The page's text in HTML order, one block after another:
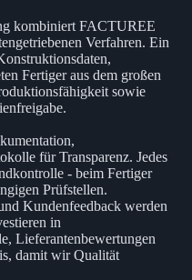
kombiniert FACTUREE
Verfahren. Ein
Fertiger aus dem großen
sowie
für Transparenz. Jedes
- beim Fertiger
Prüfstellen.
Kundenfeedback werden
in
Lieferantenbewertungen
damit wir Qualität